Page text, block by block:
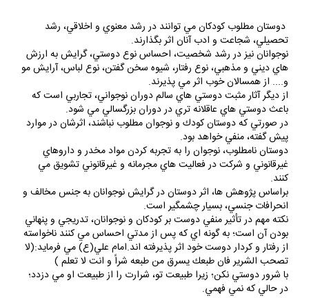
دوستان مطلوب كودكان مي توانند در رشد معنوي و اخلاقي، رشد
تحصيلي، شجاعت و ادب آنان اثر بگذارند.
نوجوانان نيز در رشد شخصيت، احساس نوع دوستي، گرايش به ارزش
هاي ديني و مذهبي، نوع رفتار، شيوه سخن گفتن، نوع لباس، آرايش مو
و.... از همسالان خوب اثر مي پذيرند.
از ديگر آثار مثبت دوستي هاي سالم دوران نوجواني، تجاربي است كه
باعث دوستي هاي عاقلانه تري در دوران بزرگسالي مي شود.
در صورتي كه دوستان كودك و نوجوان مطلوب نباشند، اثرشان در موارد
پيش گفته، منفي خواهد بود.
دوستان نامطلوب، نوجوان را به تجربه كردن مواد مخدر و داروهاي
غيرقانوني و شركت در فعاليت هاي مجرمانه و غيرقانوني تشويق مي
كنند.
براساس پژوهش ها، اثر دوستان در گرايش نوجوانان به جنس مخالف و
انحرافات جنسي، بسيار چشمگير است.
نكته مهم در تأثير منفي دوست بر كودكان و نوجوانان، تدريجي و پنهاني
بودن آن است؛ به گونه اي كه پس از مدتي احساس مي كنند ناخواسته
از رفتار و كردار دوست خود اثر پذيرفته اند.امام علي(ع) مي فرمايد:(لا
تصحب الشرير فان طبعك يسرق من طبعه شراً و انت لا تعلم )
با شرور دوستي نكن؛ زيرا طبيعت تو، شرارت را از طبيعت او مي دزدد؛
در حالي كه نمي فهمي.